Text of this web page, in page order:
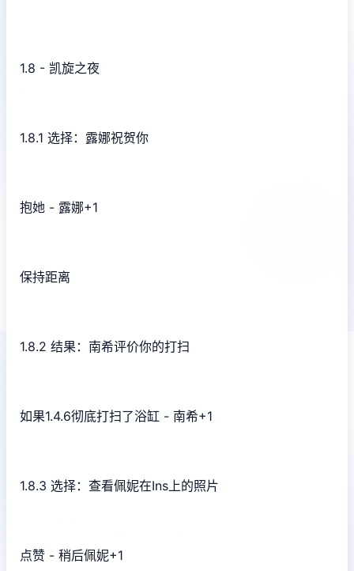
1.8 - 凯旋之夜
1.8.1 选择：露娜祝贺你
抱她 - 露娜+1
保持距离
1.8.2 结果：南希评价你的打扫
如果1.4.6彻底打扫了浴缸 - 南希+1
1.8.3 选择：查看佩妮在Ins上的照片
点赞 - 稍后佩妮+1